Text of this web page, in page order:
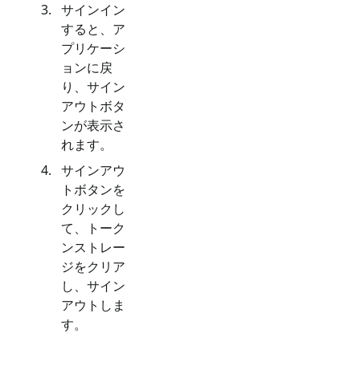
サインイン
すると、ア
プリケーシ
ョンに戻
り、サイン
アウトボタ
ンが表示さ
れます。
サインアウ
トボタンを
クリックし
て、トーク
ンストレー
ジをクリア
し、サイン
アウトしま
す。